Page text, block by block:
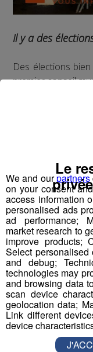
Il y a des
Des élections
premier conseil
Comme pour les
électoraux ont
scolaires des
urnes.
Deux garçons
chaque niveau.
Ils se réuniront
adjoints, qui
L'objectif de cette
sens civique et
affaires de la
vrai conseil
We and ourpartners
on your consent
access information
personalised ads
ad performance;
market research to
improve products;
Select personalised
and debug;
technologies may
and browsing data
scan device
geolocation data;
Link different
device
Le